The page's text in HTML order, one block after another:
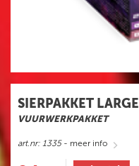
SIERPAKKET LARGE
VUURWERKPAKKET
art.nr: 1335- meer info